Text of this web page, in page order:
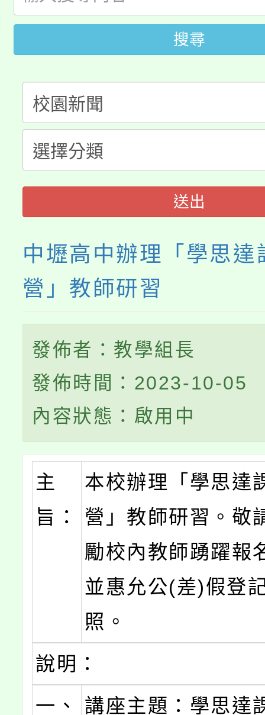
代理(課)教師甄選結果(
轉知中國文化大學推廣
《TA101》溝通分析基
程，歡迎學生輔導中心
心理、諮商輔導、社會
系所師生報名參加。
轉知苗栗縣政府辦理
縣市「校園短影音徵選
門員」簡章及活動海報
踴躍報名參加。
要點
「桃園市補助參觀特色
展演活動實施計畫」
115年度「教育部表揚
義教育推展貢獻獎」
搜尋
送出
中壢高中辦理「學思達
營」教師研習
發佈者：教學組長
發佈時間：2023-10-05
內容狀態：啟用中
主
旨：
本校辦理「學思達
營」教師研習。敬
勵校內教師踴躍報
並惠允公(差)假登
照。
說明：
一、
講座主題：學思達